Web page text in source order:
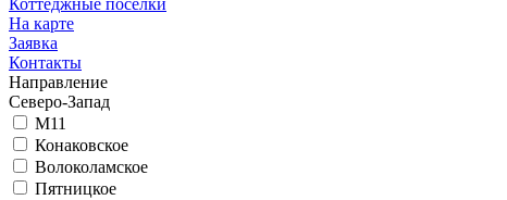
Коттеджные поселки
На карте
Заявка
Контакты
Направление
Северо-Запад
М11
Конаковское
Волоколамское
Пятницкое